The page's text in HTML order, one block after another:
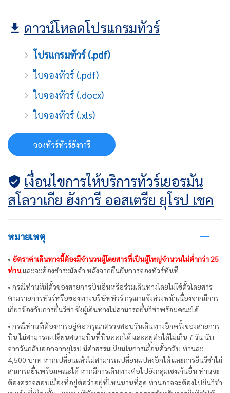
ดาวน์โหลดโปรแกรมทัวร์
โปรแกรมทัวร์ (.pdf)
ใบจองทัวร์ (.pdf)
ใบจองทัวร์ (.docx)
ใบจองทัวร์ (.xls)
จองทัวร์ทัวร์ฮังการี
เงื่อนไขการให้บริการทัวร์เยอรมัน
สโลวาเกีย ฮังการี ออสเตรีย ยุโรป เชค
หมายเหตุ
• อัตราค่าเดินทางนี้ต้องมีจำนวนผู้โดยสารที่เป็นผู้ใหญ่จำนวนไม่ต่ำกว่า 25
ท่านและจะต้องชำระมัดจำ หลังจากยืนยันการจองทัวร์ทันที
• กรณีท่านที่มีตั๋วของสายการบินอื่นหรือร่วมเดินทางโดยไม่ใช้ตั๋วโดยสาร
ตามรายการทัวร์หรือของทางบริษัททัวร์ กรุณาแจ้งล่วงหน้าเนื่องจากมีการ
เกี่ยวข้องกับการยื่นวีซ่า ซึ่งผู้เดินทางไม่สามารถยื่นวีซ่าพร้อมคณะได้
• กรณีท่านที่ต้องการอยู่ต่อ กรุณาตรวจสอบวันเดินทางอีกครั้งของสายการ
บิน ไม่สามารถเปลี่ยนสนามบินที่บินออกได้ และอยู่ต่อได้ไม่เกิน 7 วัน นับ
จากวันกลับออกจากยุโรป มีค่าธรรมเนียมในการเลื่อนตั๋วกลับ ท่านละ
4,500 บาท หากเปลี่ยนแล้วไม่สามารถเปลี่ยนแปลงอีกได้ และการยื่นวีซ่าไม่
สามารถยื่นพร้อมคณะได้ หากมีการเดินทางต่อไปยังกลุ่มเชงเก้นอื่น ท่านจะ
ต้องตรวจสอบเมืองที่อยู่ต่อว่าอยู่ที่ไหนนานที่สุด ท่านอาจจะต้องไปยื่นวีซ่า